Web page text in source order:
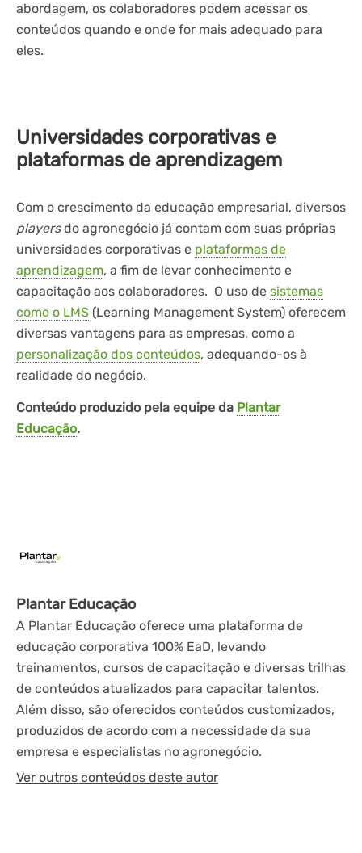
abordagem, os colaboradores podem acessar os
conteúdos quando e onde for mais adequado para
eles.
Universidades corporativas e
plataformas de aprendizagem
Com o crescimento da educação empresarial, diversos
playersdo agronegócio já contam com suas próprias
universidades corporativas e plataformas de
aprendizagem, a fim de levar conhecimento e
capacitação aos colaboradores. O uso de sistemas
como o LMS (Learning Management System) oferecem
diversas vantagens para as empresas, como a
personalização dos conteúdos, adequando-os à
realidade do negócio.
Conteúdo produzido pela equipe da Plantar
Educação.
Plantar Educação
A Plantar Educação oferece uma plataforma de
educação corporativa 100% EaD, levando
treinamentos, cursos de capacitação e diversas trilhas
de conteúdos atualizados para capacitar talentos.
Além disso, são oferecidos conteúdos customizados,
produzidos de acordo com a necessidade da sua
empresa e especialistas no agronegócio.
Ver outros conteúdos deste autor